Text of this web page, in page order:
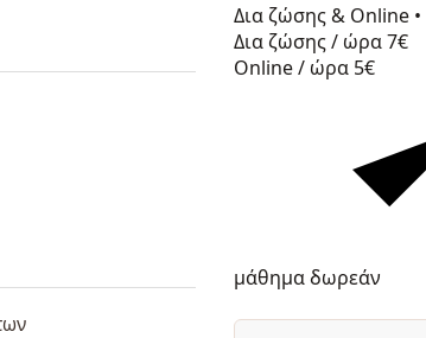
Δια ζώσης & Online •
Δια ζώσης / ώρα7€
Online / ώρα 5€
μάθημα δωρεάν